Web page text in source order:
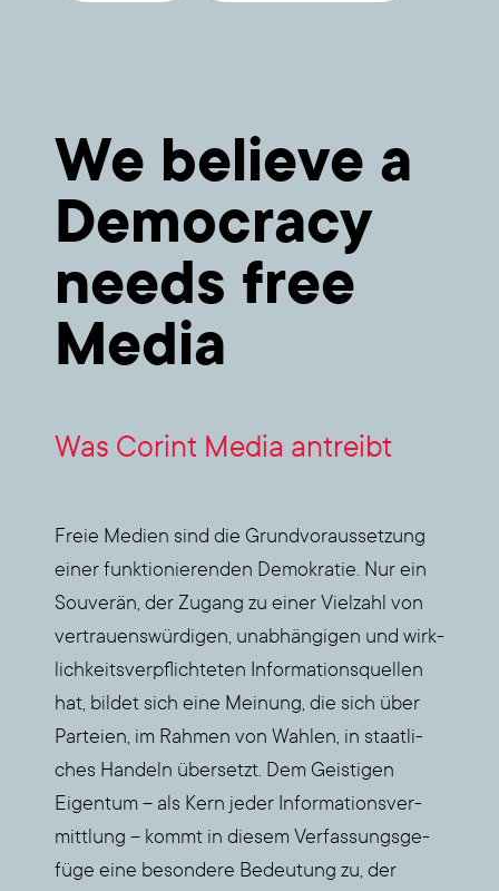
We belie­ve a
Demo­cra­cy
needs free
Media
Was Corint Media antreibt
Freie Medi­en sind die Grund­vor­aus­set­zung
einer funk­tio­nie­ren­den Demo­kra­tie. Nur ein
Sou­ve­rän, der Zugang zu einer Viel­zahl von
ver­trau­ens­wür­di­gen, unab­hän­gi­gen und wirk­
lich­keits­ver­pflich­te­ten Infor­ma­ti­ons­quel­len
hat, bil­det sich eine Mei­nung, die sich über
Par­tei­en, im Rah­men von Wah­len, in staat­li­
ches Han­deln über­setzt. Dem Geis­ti­gen
Eigen­tum – als Kern jeder Infor­ma­ti­ons­ver­
mitt­lung – kommt in die­sem Ver­fas­sungs­ge­
fü­ge eine beson­de­re Bedeu­tung zu, der